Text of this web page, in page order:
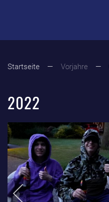
Startseite Vorjahre
2022